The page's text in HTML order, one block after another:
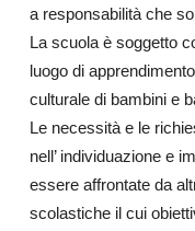
a responsabilità che
La scuola è soggetto
luogo di
culturale di bambini e
Le necessità e le
nell’ individuazione e
essere affrontate da
scolastiche il cui